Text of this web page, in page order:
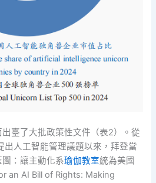
臺了大批政策性文件（表2）。從
出人工智能管理議題以來，拜登當
：讓主動化系瑜伽教室統為美國
an AI Bill of Rights: Making